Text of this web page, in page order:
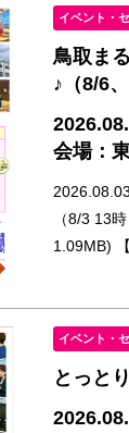
イベント・
鳥取ま
♪（8/6
会場：
（8/3 13
1.09MB)
イベント・
とっと